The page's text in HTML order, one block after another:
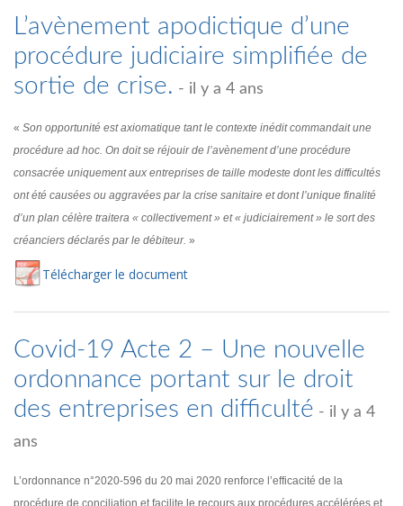
L’avènement apodictique d’une
procédure judiciaire simplifiée de
sortie de crise. - il y a 4 ans
« Son opportunité est axiomatique tant le contexte inédit commandait une
procédure ad hoc. On doit se réjouir de l’avènement d’une procédure
consacrée uniquement aux entreprises de taille modeste dont les difficultés
ont été causées ou aggravées par la crise sanitaire et dont l’unique finalité
d’un plan célère traitera « collectivement » et « judiciairement » le sort des
créanciers déclarés par le débiteur. »
Télécharger le document
Covid-19 Acte 2 – Une nouvelle
ordonnance portant sur le droit
des entreprises en difficulté - il y a 4
ans
L’ordonnance n°2020-596 du 20 mai 2020 renforce l’efficacité de la
procédure de conciliation et facilite le recours aux procédures accélérées et